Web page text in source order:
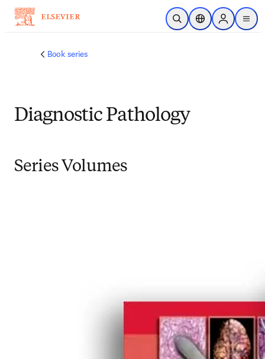
Zum Hauptinhalt wechseln
Suche öffnenStandortauswahl
Sign in to
menu
Book series
Diagnostic Pathology
Series Volumes